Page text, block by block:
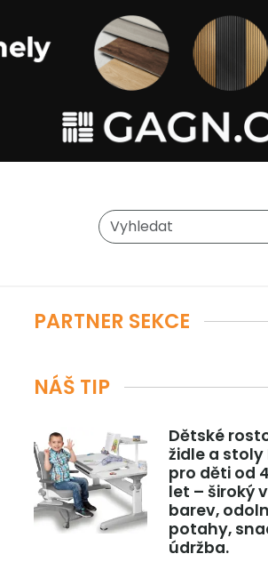
PARTNER SEKCE
NÁŠ TIP
Dětské
židle a stoly
pro děti od
let – široký
barev,
potahy,
údržba.